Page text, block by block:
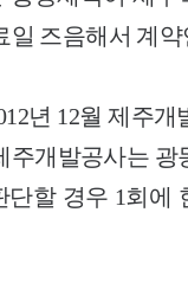
일 즈음해서 계
년 12월 제주
주개발공사는
할 경우 1회에